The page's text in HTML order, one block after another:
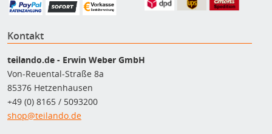
Kontakt
teilando.de - Erwin Weber GmbH
Von-Reuental-Straße 8a
85376 Hetzenhausen
+49 (0) 8165 / 5093200
shop@teilando.de